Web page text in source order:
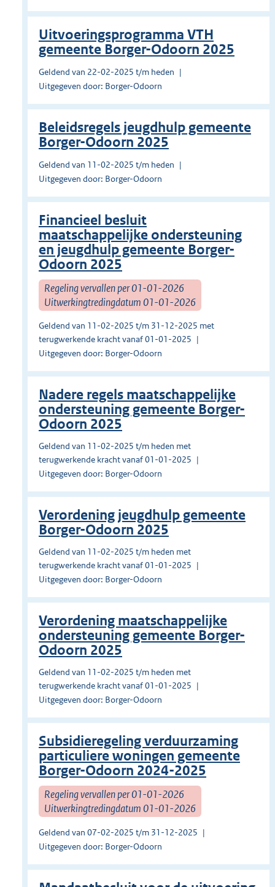
Uitvoeringsprogramma VTH
gemeente Borger-Odoorn 2025
Geldend van 22-02-2025 t/m heden
Uitgegeven door: Borger-Odoorn
Beleidsregels jeugdhulp gemeente
Borger-Odoorn 2025
Geldend van 11-02-2025 t/m heden
Uitgegeven door: Borger-Odoorn
Financieel besluit
maatschappelijke ondersteuning
en jeugdhulp gemeente Borger-
Odoorn 2025
Regeling vervallen per 01-01-2026
Uitwerkingtredingdatum 01-01-2026
Geldend van 11-02-2025 t/m 31-12-2025 met
terugwerkende kracht vanaf 01-01-2025
Uitgegeven door: Borger-Odoorn
Nadere regels maatschappelijke
ondersteuning gemeente Borger-
Odoorn 2025
Geldend van 11-02-2025 t/m heden met
terugwerkende kracht vanaf 01-01-2025
Uitgegeven door: Borger-Odoorn
Verordening jeugdhulp gemeente
Borger-Odoorn 2025
Geldend van 11-02-2025 t/m heden met
terugwerkende kracht vanaf 01-01-2025
Uitgegeven door: Borger-Odoorn
Verordening maatschappelijke
ondersteuning gemeente Borger-
Odoorn 2025
Geldend van 11-02-2025 t/m heden met
terugwerkende kracht vanaf 01-01-2025
Uitgegeven door: Borger-Odoorn
Subsidieregeling verduurzaming
particuliere woningen gemeente
Borger-Odoorn 2024-2025
Regeling vervallen per 01-01-2026
Uitwerkingtredingdatum 01-01-2026
Geldend van 07-02-2025 t/m 31-12-2025
Uitgegeven door: Borger-Odoorn